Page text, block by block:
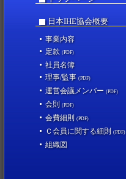
日本IHE協会概要
事業内容
定款 (PDF)
社員名簿
理事/監事 (PDF)
運営会議メンバー (PDF)
会則 (PDF)
会費細則 (PDF)
Ｃ会員に関する細則 (PDF)
組織図